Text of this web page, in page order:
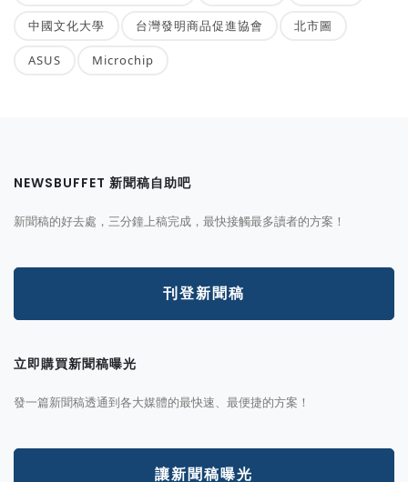
中國文化大學 台灣發明商品促進協會 北市圖
ASUS Microchip
NEWSBUFFET 新聞稿自助吧
新聞稿的好去處，三分鐘上稿完成，最快接觸最多讀者的方案！
刊登新聞稿
立即購買新聞稿曝光
發一篇新聞稿透通到各大媒體的最快速、最便捷的方案！
讓新聞稿曝光